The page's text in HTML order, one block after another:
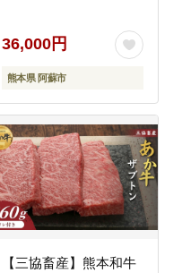
物 贈答用 豪華 おかず
簡単 手軽 贅沢 ご褒美
お祝い 人気 晩ご飯 熊
本県 阿蘇市
36,000円
熊本県 阿蘇市
【三協畜産】熊本和牛